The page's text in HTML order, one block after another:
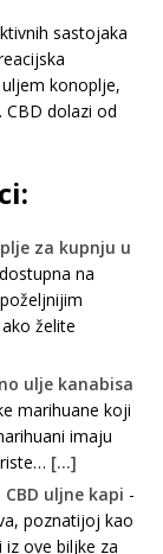
sastojaka
konoplje,
dolazi od
za kupnju u
na
želite
ulje kanabisa
marihuane koji
imaju
[...]
uljne kapi -
poznatijoj kao
ove biljke za